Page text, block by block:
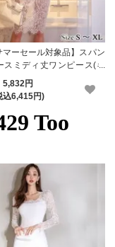
マーセール対象品】スパン
スミディ丈ワンピース(キ
・CABARETDRESS)
5,832円
込6,415円)